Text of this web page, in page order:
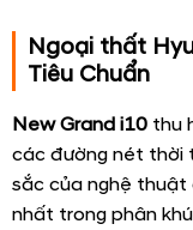
Ngoại thất
Tiêu Chuẩn
New Grand i10 thu
các đường nét thời
sắc của nghệ thuật
nhất trong phân